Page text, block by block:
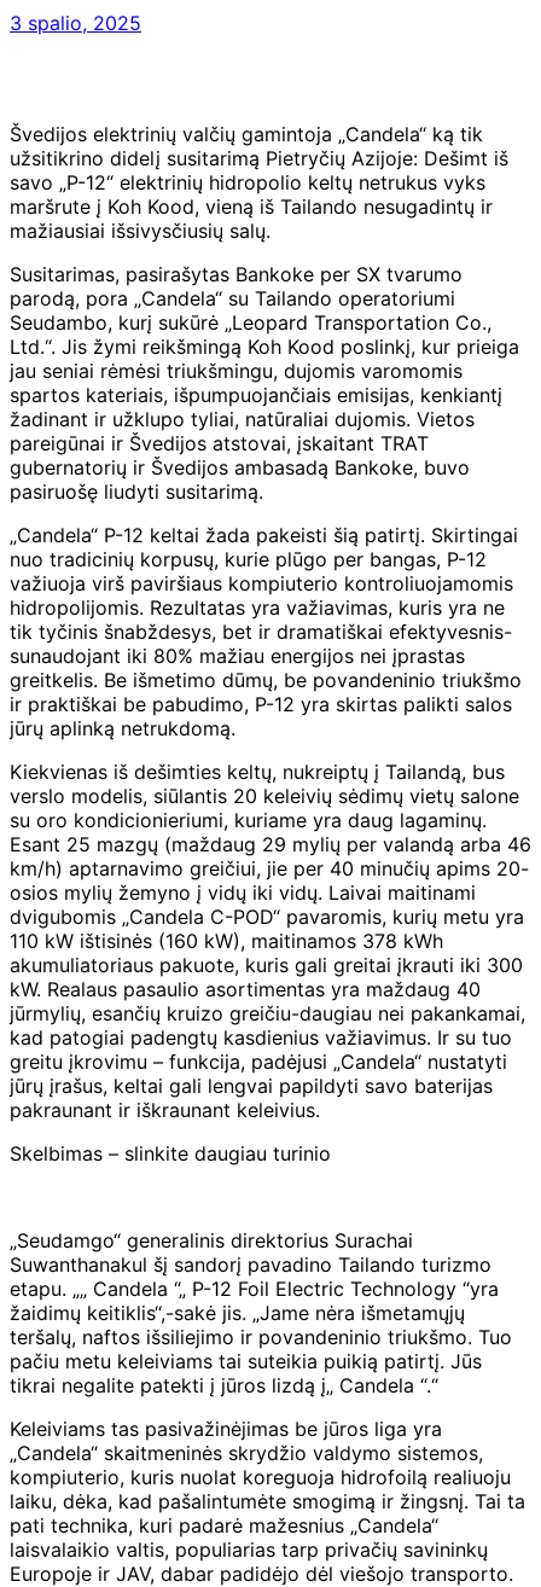
3 spalio, 2025
Švedijos elektrinių valčių gamintoja „Candela“ ką tik
užsitikrino didelį susitarimą Pietryčių Azijoje: Dešimt iš
savo „P-12“ elektrinių hidropolio keltų netrukus vyks
maršrute į Koh Kood, vieną iš Tailando nesugadintų ir
mažiausiai išsivysčiusių salų.
Susitarimas, pasirašytas Bankoke per SX tvarumo
parodą, pora „Candela“ su Tailando operatoriumi
Seudambo, kurį sukūrė „Leopard Transportation Co.,
Ltd.“. Jis žymi reikšmingą Koh Kood poslinkį, kur prieiga
jau seniai rėmėsi triukšmingu, dujomis varomomis
spartos kateriais, išpumpuojančiais emisijas, kenkiantį
žadinant ir užklupo tyliai, natūraliai dujomis. Vietos
pareigūnai ir Švedijos atstovai, įskaitant TRAT
gubernatorių ir Švedijos ambasadą Bankoke, buvo
pasiruošę liudyti susitarimą.
„Candela“ P-12 keltai žada pakeisti šią patirtį. Skirtingai
nuo tradicinių korpusų, kurie plūgo per bangas, P-12
važiuoja virš paviršiaus kompiuterio kontroliuojamomis
hidropolijomis. Rezultatas yra važiavimas, kuris yra ne
tik tyčinis šnabždesys, bet ir dramatiškai efektyvesnis-
sunaudojant iki 80% mažiau energijos nei įprastas
greitkelis. Be išmetimo dūmų, be povandeninio triukšmo
ir praktiškai be pabudimo, P-12 yra skirtas palikti salos
jūrų aplinką netrukdomą.
Kiekvienas iš dešimties keltų, nukreiptų į Tailandą, bus
verslo modelis, siūlantis 20 keleivių sėdimų vietų salone
su oro kondicionieriumi, kuriame yra daug lagaminų.
Esant 25 mazgų (maždaug 29 mylių per valandą arba 46
km/h) aptarnavimo greičiui, jie per 40 minučių apims 20-
osios mylių žemyno į vidų iki vidų. Laivai maitinami
dvigubomis „Candela C-POD“ pavaromis, kurių metu yra
110 kW ištisinės (160 kW), maitinamos 378 kWh
akumuliatoriaus pakuote, kuris gali greitai įkrauti iki 300
kW. Realaus pasaulio asortimentas yra maždaug 40
jūrmylių, esančių kruizo greičiu-daugiau nei pakankamai,
kad patogiai padengtų kasdienius važiavimus. Ir su tuo
greitu įkrovimu – funkcija, padėjusi „Candela“ nustatyti
jūrų įrašus, keltai gali lengvai papildyti savo baterijas
pakraunant ir iškraunant keleivius.
Skelbimas – slinkite daugiau turinio
„Seudamgo“ generalinis direktorius Surachai
Suwanthanakul šį sandorį pavadino Tailando turizmo
etapu. „„ Candela “„ P-12 Foil Electric Technology “yra
žaidimų keitiklis“,-sakė jis. „Jame nėra išmetamųjų
teršalų, naftos išsiliejimo ir povandeninio triukšmo. Tuo
pačiu metu keleiviams tai suteikia puikią patirtį. Jūs
tikrai negalite patekti į jūros lizdą į„ Candela “.“
Keleiviams tas pasivažinėjimas be jūros liga yra
„Candela“ skaitmeninės skrydžio valdymo sistemos,
kompiuterio, kuris nuolat koreguoja hidrofoilą realiuoju
laiku, dėka, kad pašalintumėte smogimą ir žingsnį. Tai ta
pati technika, kuri padarė mažesnius „Candela“
laisvalaikio valtis, populiarias tarp privačių savininkų
Europoje ir JAV, dabar padidėjo dėl viešojo transporto.